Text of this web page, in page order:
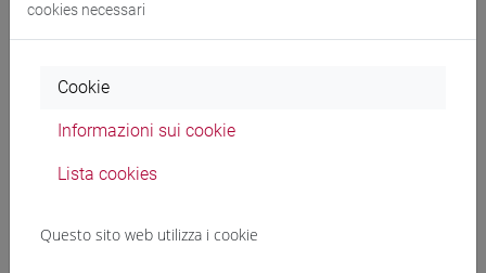
ZANETTIN Federico
Materiali didattici
Materiali su Moodle
cookies necessari
Cookie
Informazioni sui cookie
Lista cookies
Questo sito web utilizza i cookie